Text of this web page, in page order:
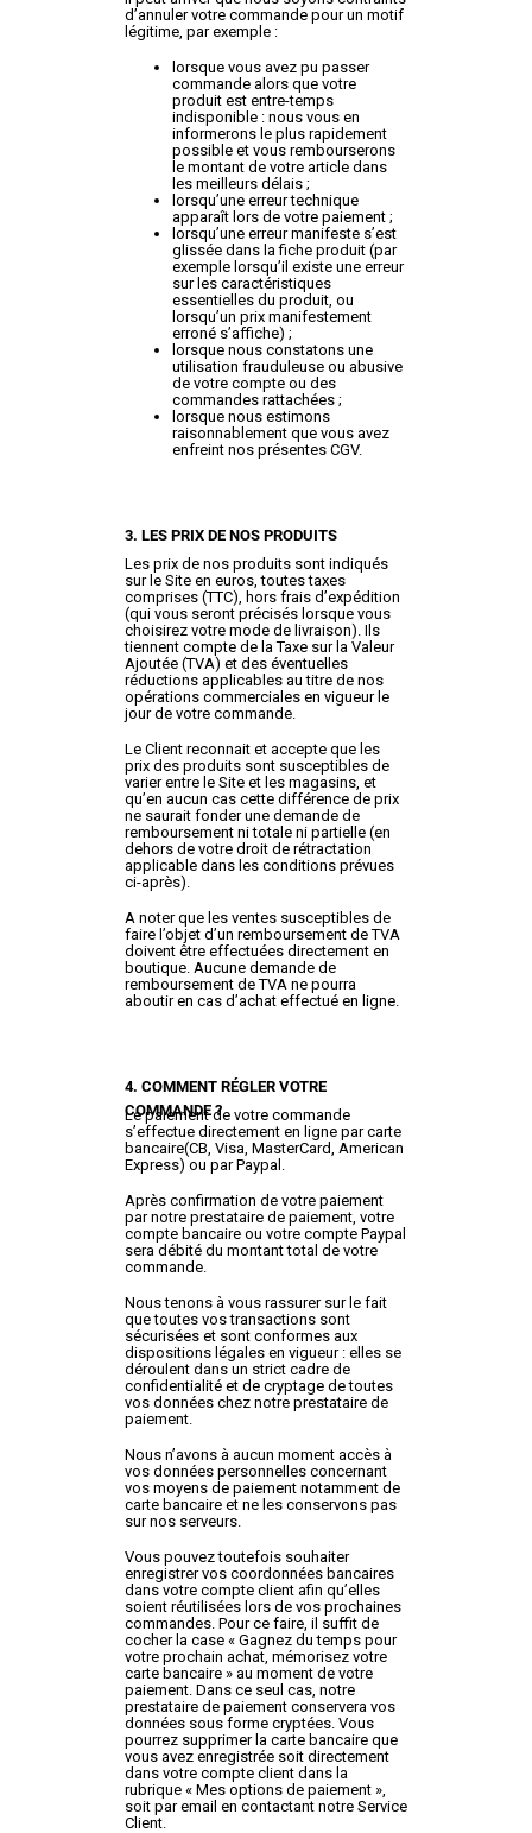
d’annuler votre commande pour un motif
légitime, par exemple :
lorsque vous avez pu passer
commande alors que votre
produit est entre-temps
indisponible : nous vous en
informerons le plus rapidement
possible et vous rembourserons
le montant de votre article dans
les meilleurs délais ;
lorsqu’une erreur technique
apparaît lors de votre paiement ;
lorsqu’une erreur manifeste s’est
glissée dans la fiche produit (par
exemple lorsqu’il existe une erreur
sur les caractéristiques
essentielles du produit, ou
lorsqu’un prix manifestement
erroné s’affiche) ;
lorsque nous constatons une
utilisation frauduleuse ou abusive
de votre compte ou des
commandes rattachées ;
lorsque nous estimons
raisonnablement que vous avez
enfreint nos présentes CGV.
3. LES PRIX DE NOS PRODUITS
Les prix de nos produits sont indiqués
sur le Site en euros, toutes taxes
comprises (TTC), hors frais d’expédition
(qui vous seront précisés lorsque vous
choisirez votre mode de livraison). Ils
tiennent compte de la Taxe sur la Valeur
Ajoutée (TVA) et des éventuelles
réductions applicables au titre de nos
opérations commerciales en vigueur le
jour de votre commande.
Le Client reconnait et accepte que les
prix des produits sont susceptibles de
varier entre le Site et les magasins, et
qu’en aucun cas cette différence de prix
ne saurait fonder une demande de
remboursement ni totale ni partielle (en
dehors de votre droit de rétractation
applicable dans les conditions prévues
ci-après).
A noter que les ventes susceptibles de
faire l’objet d’un remboursement de TVA
doivent être effectuées directement en
boutique. Aucune demande de
remboursement de TVA ne pourra
aboutir en cas d’achat effectué en ligne.
4. COMMENT RÉGLER VOTRE
COMMANDE ?
Le paiement de votre commande
s’effectue directement en ligne par carte
bancaire(CB, Visa, MasterCard, American
Express) ou par Paypal.
Après confirmation de votre paiement
par notre prestataire de paiement, votre
compte bancaire ou votre compte Paypal
sera débité du montant total de votre
commande.
Nous tenons à vous rassurer sur le fait
que toutes vos transactions sont
sécurisées et sont conformes aux
dispositions légales en vigueur : elles se
déroulent dans un strict cadre de
confidentialité et de cryptage de toutes
vos données chez notre prestataire de
paiement.
Nous n’avons à aucun moment accès à
vos données personnelles concernant
vos moyens de paiement notamment de
carte bancaire et ne les conservons pas
sur nos serveurs.
Vous pouvez toutefois souhaiter
enregistrer vos coordonnées bancaires
dans votre compte client afin qu’elles
soient réutilisées lors de vos prochaines
commandes. Pour ce faire, il suffit de
cocher la case « Gagnez du temps pour
votre prochain achat, mémorisez votre
carte bancaire » au moment de votre
paiement. Dans ce seul cas, notre
prestataire de paiement conservera vos
données sous forme cryptées. Vous
pourrez supprimer la carte bancaire que
vous avez enregistrée soit directement
dans votre compte client dans la
rubrique « Mes options de paiement »,
soit par email en contactant notre Service
Client.